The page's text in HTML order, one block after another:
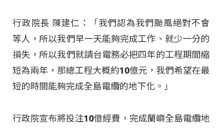
行政院長 陳建仁：「我們認為我們颱風絕對不會
等人，所以我們早一天能夠完成工作、就少一分的
損失，所以我們就請台電務必把四年的工程期間縮
短為兩年，那總工程大概約10億元，我們希望在最
短的時間能夠完成全島電纜的地下化。」
行政院宣布將投注10億經費，完成蘭嶼全島電纜地